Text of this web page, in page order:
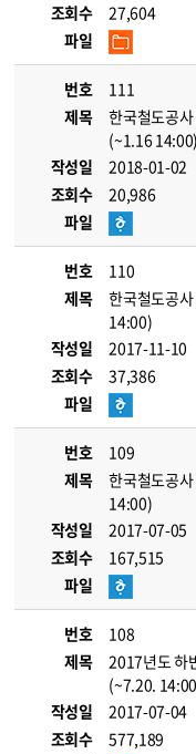
조회수
27,604
파일
번호
111
제목
한국철도공
(~1.16 14:00)
작성일
2018-01-02
조회수
20,986
파일
번호
110
제목
한국철도공
14:00)
작성일
2017-11-10
조회수
37,386
파일
번호
109
제목
한국철도공
14:00)
작성일
2017-07-05
조회수
167,515
파일
번호
108
제목
2017년도 하
(~7.20.
작성일
2017-07-04
조회수
577,189